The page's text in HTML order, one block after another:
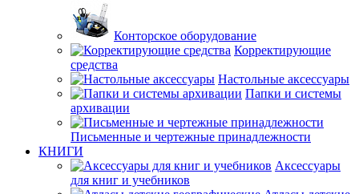
Конторское оборудование
Корректирующие
средства
Настольные аксессуары
Папки и системы
архивации
Письменные и чертежные принадлежности
КНИГИ
Аксессуары
для книг и учебников